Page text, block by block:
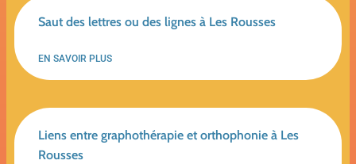
Saut des lettres ou des lignes à Les Rousses
EN SAVOIR PLUS
Liens entre graphothérapie et orthophonie à Les
Rousses